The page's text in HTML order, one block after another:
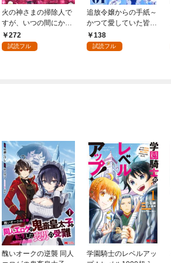
火の神さまの掃除人で
すが、いつの間にか花
嫁として溺愛されてい
ます【単話】（１）
272
試読フル
追放令嬢からの手紙～
かつて愛していた皆さ
まへ 私のことなどお忘
れですか？～【単話】
138
試読フル
醜いオークの逆襲 同人
学園騎士のレベルアッ